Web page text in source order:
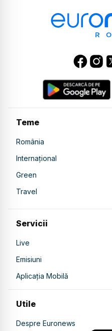
Teme
România
Internațional
Green
Travel
Servicii
Live
Emisiuni
Aplicația Mobilă
Utile
Despre Euronews